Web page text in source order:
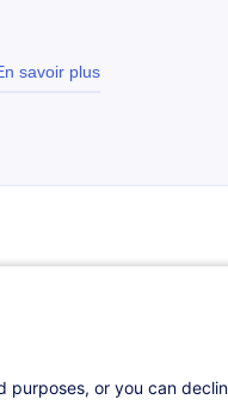
savoir plus
test
purposes, or you can